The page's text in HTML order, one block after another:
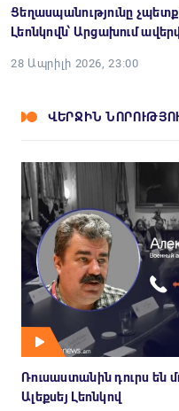
Ցեղասպանությունը
Լեոնկովն՝ Արցախում
28 Ապրիլի 2026, 23:00
ՎԵՐՋԻՆ
Ռուսաստանին դուրս են
Ալեքսեյ Լեոնկով